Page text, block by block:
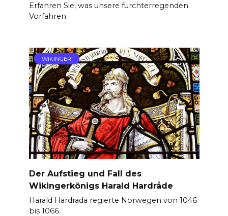
Erfahren Sie, was unsere furchterregenden
Vorfahren
WIKINGER
Der Aufstieg und Fall des
Wikingerkönigs Harald Hardråde
Harald Hardrada regierte Norwegen von 1046
bis 1066.